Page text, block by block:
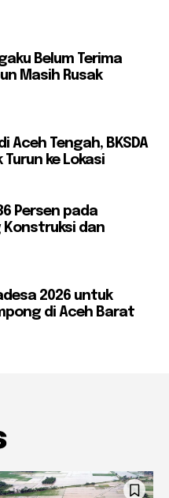
Belum Terima
Masih Rusak
Aceh Tengah, BKSDA
ke Lokasi
Persen pada
Konstruksi dan
2026 untuk
di Aceh Barat